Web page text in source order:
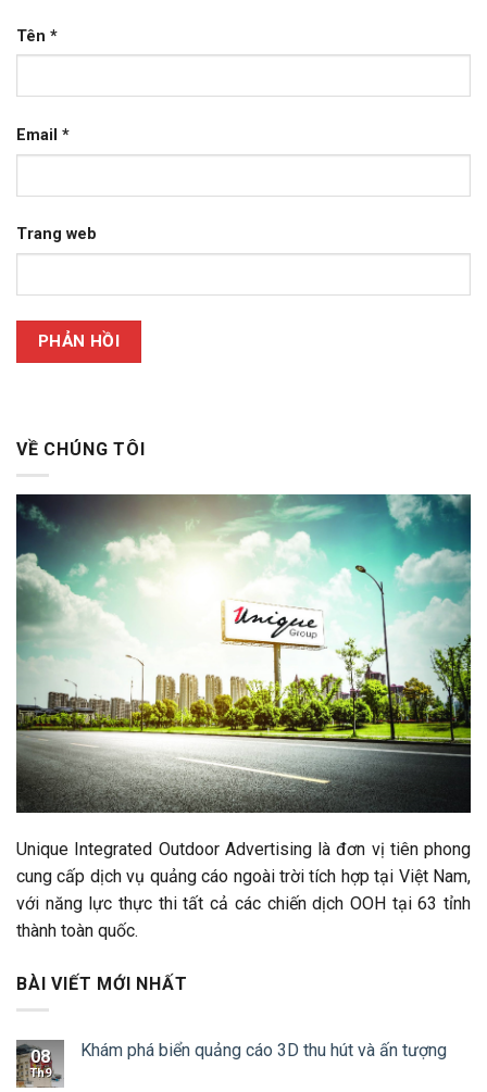
Tên *
Email *
Trang web
VỀ CHÚNG TÔI
Unique Integrated Outdoor Advertising là đơn vị tiên phong
cung cấp dịch vụ quảng cáo ngoài trời tích hợp tại Việt Nam,
với năng lực thực thi tất cả các chiến dịch OOH tại 63 tỉnh
thành toàn quốc.
BÀI VIẾT MỚI NHẤT
08
Th9
Khám phá biển quảng cáo 3D thu hút và ấn tượng